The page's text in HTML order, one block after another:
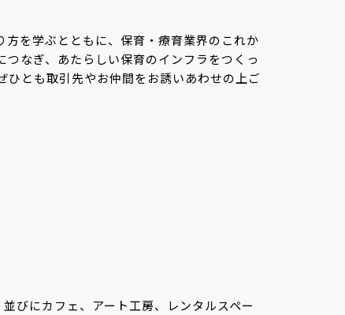
を学ぶとともに、保育・ 療育業界のこれか
なぎ、 あたらしい保育のインフラをつくっ
ひとも取引先やお仲間をお誘いあわせの上ご
びにカフェ、アート工房、
レンタルスペー